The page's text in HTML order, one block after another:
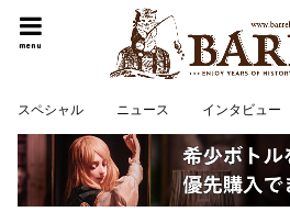
menu
スペシャル ニュース インタビュー